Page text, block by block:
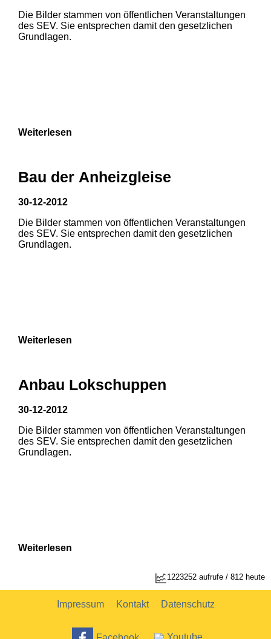
1 2
1 2
2
Die Bilder stammen von öffentlichen Veranstaltungen
des SEV. Sie entsprechen damit den gesetzlichen
Grundlagen.
Weiterlesen
Bau der Anheizgleise
30-12-2012
Die Bilder stammen von öffentlichen Veranstaltungen
des SEV. Sie entsprechen damit den gesetzlichen
Grundlagen.
Weiterlesen
Anbau Lokschuppen
30-12-2012
Die Bilder stammen von öffentlichen Veranstaltungen
des SEV. Sie entsprechen damit den gesetzlichen
Grundlagen.
Weiterlesen
1223252 aufrufe / 812 heute
Impressum Kontakt Datenschutz